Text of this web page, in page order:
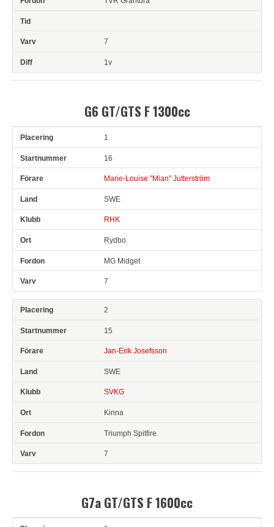
7
1v
G6 GT/GTS F 1300cc
Pl Snr 1
16
Marie-Louise "Mian" Jutterström
SWE
RHK
Rydbo
MG Midget
7
2
15
Jan-Erik Josefsson
SWE
SVKG
Kinna
Triumph Spitfire
7
G7a GT/GTS F 1600cc